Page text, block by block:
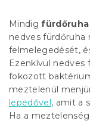
Mindig
nedves fürdőruha
felmelegedését,
Ezenkívül nedves
fokozott
meztelenül
lepedővel, amit a
Ha a